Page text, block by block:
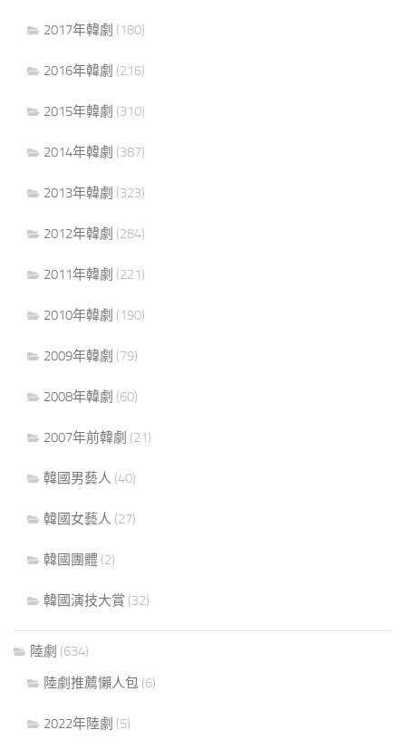
2017年韓劇 (180)
2016年韓劇 (216)
2015年韓劇 (310)
2014年韓劇 (387)
2013年韓劇 (323)
2012年韓劇 (284)
2011年韓劇 (221)
2010年韓劇 (190)
2009年韓劇 (79)
2008年韓劇 (60)
2007年前韓劇 (21)
韓國男藝人 (40)
韓國女藝人 (27)
韓國團體 (2)
韓國演技大賞 (32)
陸劇 (634)
陸劇推薦懶人包 (6)
2022年陸劇 (5)